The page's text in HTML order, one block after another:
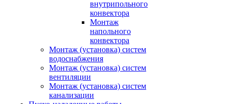
внутрипольного
конвектора
Монтаж
напольного
конвектора
Монтаж (установка) систем
водоснабжения
Монтаж (установка) систем
вентиляции
Монтаж (установка) систем
канализации